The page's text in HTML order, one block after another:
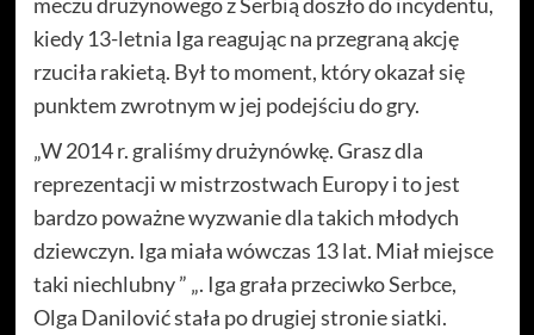
kiedy 13-letnia Iga reagując na przegraną akcję
rzuciła rakietą. Był to moment, który okazał się
punktem zwrotnym w jej podejściu do gry.
„W 2014 r. graliśmy drużynówkę. Grasz dla
reprezentacji w mistrzostwach Europy i to jest
bardzo poważne wyzwanie dla takich młodych
dziewczyn. Iga miała wówczas 13 lat. Miał miejsce
taki niechlubny ” „. Iga grała przeciwko Serbce,
Olga Danilović stała po drugiej stronie siatki.